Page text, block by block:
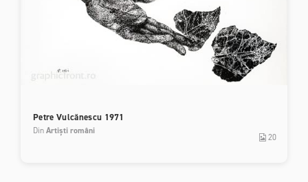
Petre Vulcănescu 1971
DinArtiști români
20